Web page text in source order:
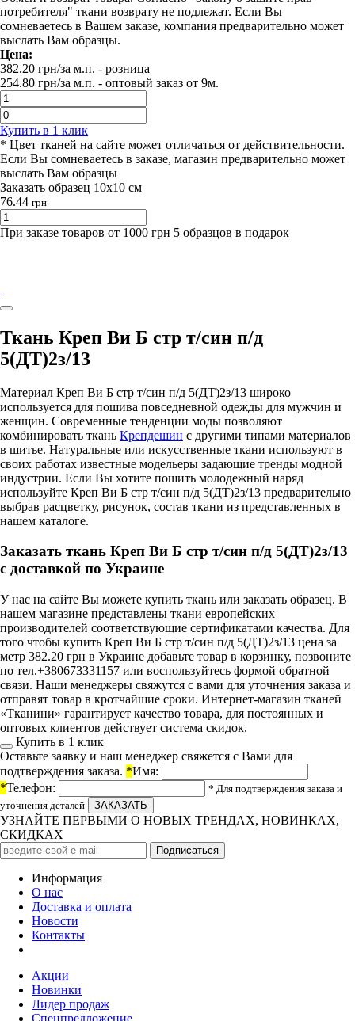
потребителя" ткани возврату не подлежат. Если Вы
сомневаетесь в Вашем заказе, компания предварительно может
выслать Вам образцы.
Цена:
382.20 грн/за м.п. - розница
254.80 грн/за м.п. - оптовый заказ от 9м.
Купить в 1 клик
* Цвет тканей на сайте может отличаться от действительности.
Если Вы сомневаетесь в заказе, магазин предварительно может
выслать Вам образцы
Заказать образец 10х10 см
76.44 грн
При заказе товаров от 1000 грн 5 образцов в подарок
Ткань Креп Ви Б стр т/син п/д
5(ДТ)2з/13
Материал Креп Ви Б стр т/син п/д 5(ДТ)2з/13 широко
используется для пошива повседневной одежды для мужчин и
женщин. Современные тенденции моды позволяют
комбинировать ткань Крепдешин с другими типами материалов
в шитье. Натуральные или искусственные ткани используют в
своих работах известные модельеры задающие тренды модной
индустрии. Если Вы хотите пошить молодежный наряд
используйте Креп Ви Б стр т/син п/д 5(ДТ)2з/13 предварительно
выбрав расцветку, рисунок, состав ткани из представленных в
нашем каталоге.
Заказать ткань Креп Ви Б стр т/син п/д 5(ДТ)2з/13
с доставкой по Украине
У нас на сайте Вы можете купить ткань или заказать образец. В
нашем магазине представлены ткани европейских
производителей соответствующие сертификатами качества. Для
того чтобы купить Креп Ви Б стр т/син п/д 5(ДТ)2з/13 цена за
метр 382.20 грн в Украине добавьте товар в корзинку, позвоните
по тел.+380673331157 или воспользуйтесь формой обратной
связи. Наши менеджеры свяжутся с вами для уточнения заказа и
отправят товар в кротчайшие сроки. Интернет-магазин тканей
«Тканини» гарантирует качество товара, для постоянных и
оптовых клиентов действует система скидок.
Купить в 1 клик
Оставьте заявку и наш менеджер свяжется с Вами для
подтверждения заказа. *Имя:
*Телефон:
* Для подтверждения заказа и
уточнения деталей
УЗНАЙТЕ ПЕРВЫМИ О НОВЫХ ТРЕНДАХ, НОВИНКАХ,
СКИДКАХ
Информация
О нас
Доставка и оплата
Новости
Контакты
Акции
Новинки
Лидер продаж